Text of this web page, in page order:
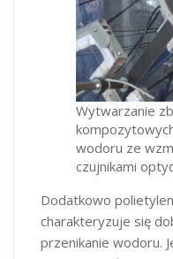
Wytwarzanie
wodoru ze
czujnikami
Dodatkowo
charakteryzuje się
przenikanie wodoru.